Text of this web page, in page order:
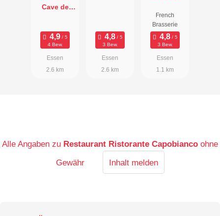
Cave de
4 Bew.
Essen
2.6 km
3 Bew.
Essen
2.6 km
French
Brasserie
3 Bew.
Essen
1.1 km
Alle Angaben zu Restaurant Ristorante Capobianco ohne
Gewähr
Inhalt melden